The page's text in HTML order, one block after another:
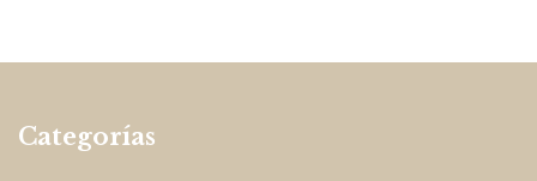
Categorías